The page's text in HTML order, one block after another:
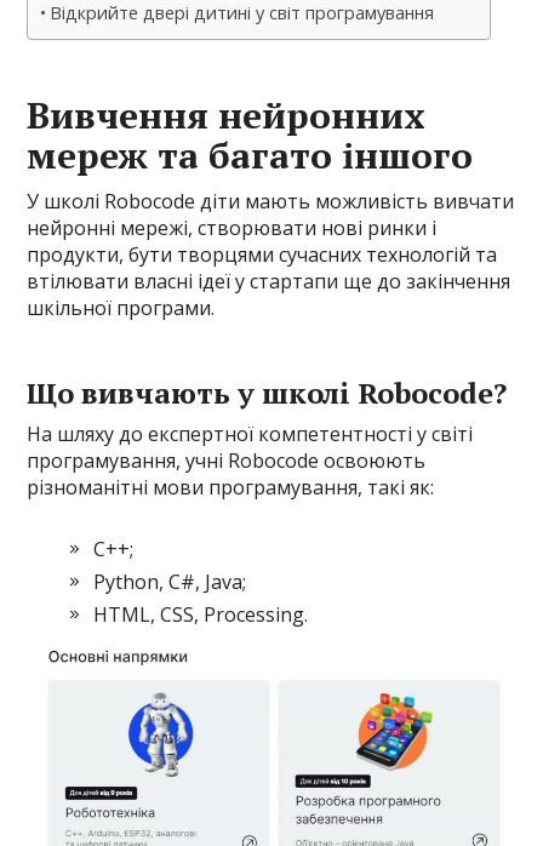
Відкрийте двері дитині у світ програмування
Вивчення нейронних
мереж та багато іншого
У школі Robocode діти мають можливість вивчати
нейронні мережі, створювати нові ринки і
продукти, бути творцями сучасних технологій та
втілювати власні ідеї у стартапи ще до закінчення
шкільної програми.
Що вивчають у школі Robocode?
На шляху до експертної компетентності у світі
програмування, учні Robocode освоюють
різноманітні мови програмування, такі як:
C++;
Python, C#, Java;
HTML, CSS, Processing.